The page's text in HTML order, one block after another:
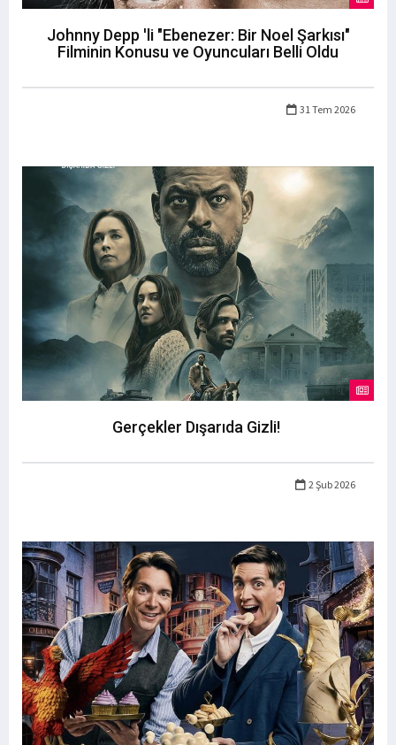
Johnny Depp 'li "Ebenezer: Bir Noel Şarkısı"
Filminin Konusu ve Oyuncuları Belli Oldu
31 Tem 2026
Gerçekler Dışarıda Gizli!
2 Şub 2026